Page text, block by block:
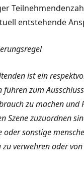
entstehende
ist ein
führen zum
zu machen
Szene zuzuordnen
oder sonstige
verwehren oder